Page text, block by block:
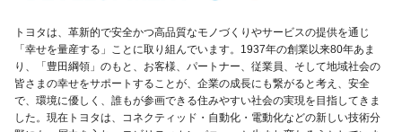
トヨタは、革新的で安全かつ高品質なモノづくりやサービスの提供を通じ
「幸せを量産する」ことに取り組んでいます。1937年の創業以来80年あま
り、「豊田綱領」のもと、お客様、パートナー、従業員、そして地域社会の
皆さまの幸せをサポートすることが、企業の成長にも繋がると考え、安全
で、環境に優しく、誰もが参画できる住みやすい社会の実現を目指してきま
した。現在トヨタは、コネクティッド・自動化・電動化などの新しい技術分